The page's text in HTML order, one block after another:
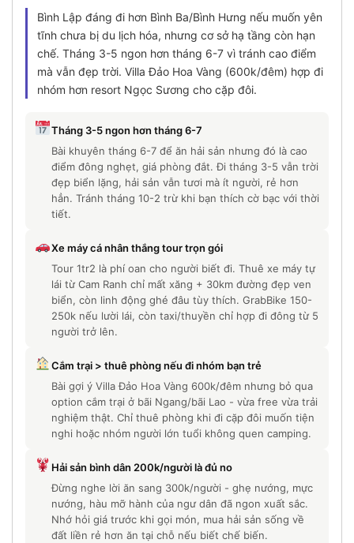
Bình Lập đáng đi hơn Bình Ba/Bình Hưng nếu muốn yên
tĩnh chưa bị du lịch hóa, nhưng cơ sở hạ tầng còn hạn
chế. Tháng 3-5 ngon hơn tháng 6-7 vì tránh cao điểm
mà vẫn đẹp trời. Villa Đảo Hoa Vàng (600k/đêm) hợp đi
nhóm hơn resort Ngọc Sương cho cặp đôi.
Tháng 3-5 ngon hơn tháng 6-7
Bài khuyên tháng 6-7 để ăn hải sản nhưng đó là cao
điểm đông nghẹt, giá phòng đắt. Đi tháng 3-5 vẫn trời
đẹp biển lặng, hải sản vẫn tươi mà ít người, rẻ hơn
hẳn. Tránh tháng 10-2 trừ khi bạn thích cờ bạc với thời
tiết.
Xe máy cá nhân thắng tour trọn gói
Tour 1tr2 là phí oan cho người biết đi. Thuê xe máy tự
lái từ Cam Ranh chỉ mất xăng + 30km đường đẹp ven
biển, còn linh động ghé đâu tùy thích. GrabBike 150-
250k nếu lười lái, còn taxi/thuyền chỉ hợp đi đông từ 5
người trở lên.
Cắm trại > thuê phòng nếu đi nhóm bạn trẻ
Bài gợi ý Villa Đảo Hoa Vàng 600k/đêm nhưng bỏ qua
option cắm trại ở bãi Ngang/bãi Lao - vừa free vừa trải
nghiệm thật. Chỉ thuê phòng khi đi cặp đôi muốn tiện
nghi hoặc nhóm người lớn tuổi không quen camping.
Hải sản bình dân 200k/người là đủ no
Đừng nghe lời ăn sang 300k/người - ghẹ nướng, mực
nướng, hàu mỡ hành của ngư dân đã ngon xuất sắc.
Nhớ hỏi giá trước khi gọi món, mua hải sản sống về
đất liền rẻ hơn ăn tại chỗ nếu biết chế biến.